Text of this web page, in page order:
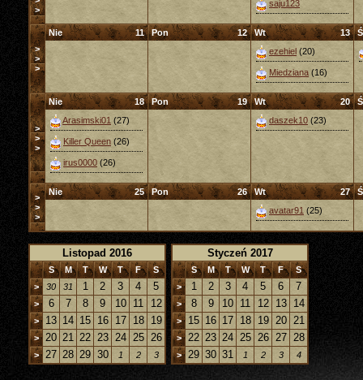
>
saju123
>
>
>
11
Nie 12
Pon 13
Wt
ezehiel (20)
Miedziana (16)
>
>
>
18
Nie
Arasimski01 (27)
Killer Queen (26)
irus0000 (26)
19
Pon 20
Wt
daszek10 (23)
>
>
>
25
Nie 26
Pon 27
Wt
avatar91 (25)
Listopad 2016
S M T W T F
S
>
30 31 1 2 3 4 5
> 6 7 8 9 10 11 12
> 13 14 15 16 17 18 19
> 20 21 22 23 24 25 26
> 27 28 29 30 1 2 3
Styczeń 2017
S M T W T F
S
>
1 2 3 4 5 6 7
> 8 9 10 11 12 13 14
> 15 16 17 18 19 20 21
> 22 23 24 25 26 27 28
> 29 30 31 1 2 3 4